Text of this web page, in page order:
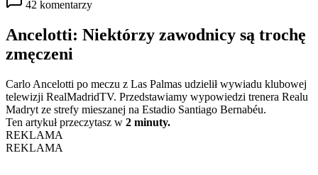
42 komentarzy
Ancelotti: Niektórzy zawodnicy są trochę
zmęczeni
Carlo Ancelotti po meczu z Las Palmas udzielił wywiadu klubowej
telewizji RealMadridTV. Przedstawiamy wypowiedzi trenera Realu
Madryt ze strefy mieszanej na Estadio Santiago Bernabéu.
Ten artykuł przeczytasz w 2 minuty.
REKLAMA
REKLAMA